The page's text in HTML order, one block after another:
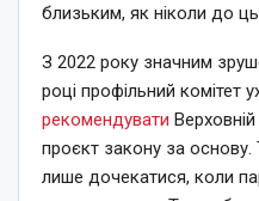
близьким, як ніколи до
З 2022 року значним
році профільний комітет
рекомендувати
проєкт закону за
лише дочекатися, коли